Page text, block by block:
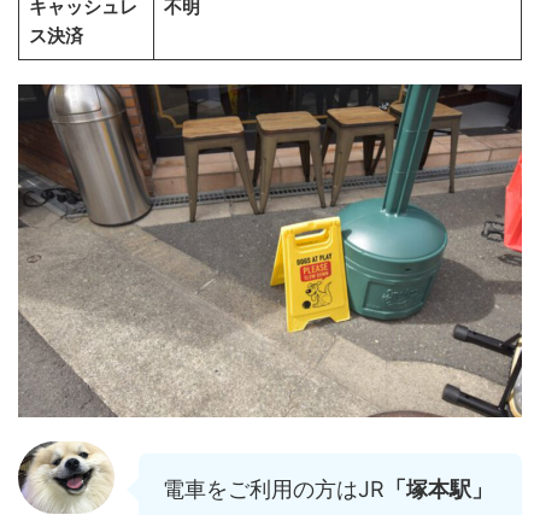
キャッシュレ
ス決済
不明
電車をご利用の方はJR 「塚本駅」